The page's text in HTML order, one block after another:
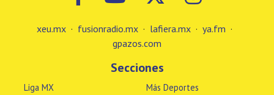
xeu.mx · fusionradio.mx · lafiera.mx · ya.fm ·
gpazos.com
Secciones
Liga MX Más Deportes